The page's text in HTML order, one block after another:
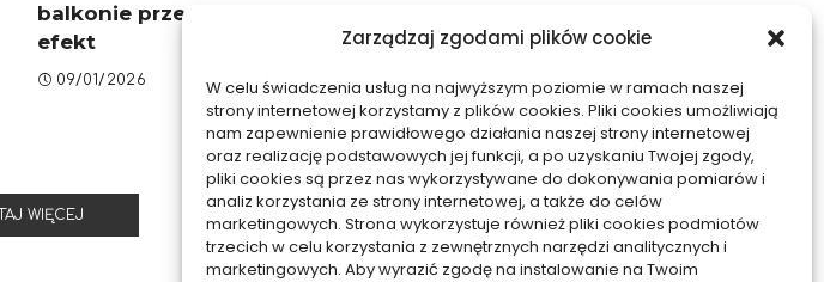
Zarządzaj zgodami plików cookie
W celu świadczenia usług na najwyższym poziomie w ramach naszej
strony internetowej korzystamy z plików cookies. Pliki cookies umożliwiają
nam zapewnienie prawidłowego działania naszej strony internetowej
oraz realizację podstawowych jej funkcji, a po uzyskaniu Twojej zgody,
pliki cookies są przez nas wykorzystywane do dokonywania pomiarów i
analiz korzystania ze strony internetowej, a także do celów
marketingowych. Strona wykorzystuje również pliki cookies podmiotów
trzecich w celu korzystania z zewnętrznych narzędzi analitycznych i
marketingowych. Aby wyrazić zgodę na instalowanie na Twoim
balkonie przed wodą – trwały
efekt
09/01/2026
inspiracje
19/12/2025
WIĘCEJ